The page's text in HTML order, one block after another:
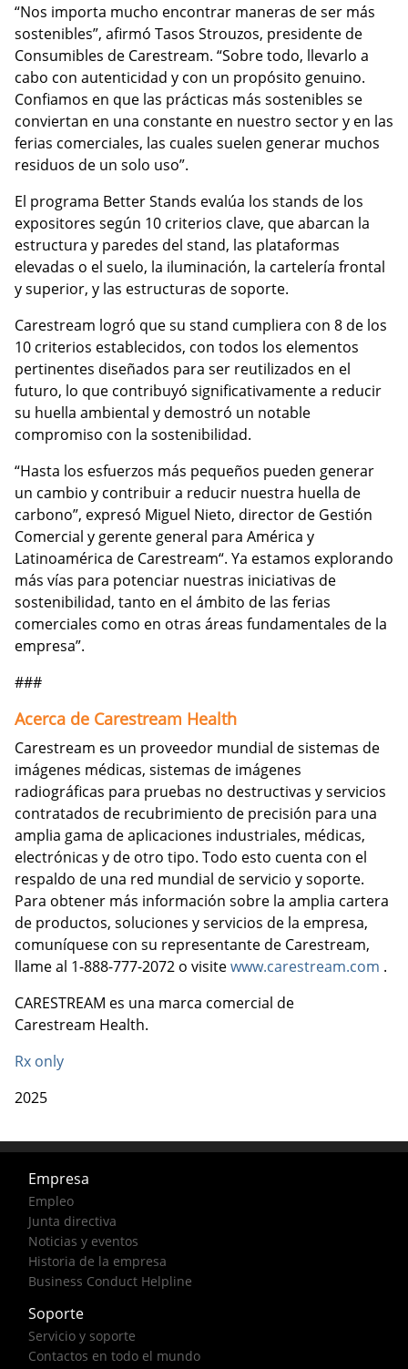
“Nos importa mucho encontrar maneras de ser más
sostenibles”, afirmó Tasos Strouzos, presidente de
Consumibles de Carestream. “Sobre todo, llevarlo a
cabo con autenticidad y con un propósito genuino.
Confiamos en que las prácticas más sostenibles se
conviertan en una constante en nuestro sector y en las
ferias comerciales, las cuales suelen generar muchos
residuos de un solo uso”.
El programa Better Stands evalúa los stands de los
expositores según 10 criterios clave, que abarcan la
estructura y paredes del stand, las plataformas
elevadas o el suelo, la iluminación, la cartelería frontal
y superior, y las estructuras de soporte.
Carestream logró que su stand cumpliera con 8 de los
10 criterios establecidos, con todos los elementos
pertinentes diseñados para ser reutilizados en el
futuro, lo que contribuyó significativamente a reducir
su huella ambiental y demostró un notable
compromiso con la sostenibilidad.
“Hasta los esfuerzos más pequeños pueden generar
un cambio y contribuir a reducir nuestra huella de
carbono”, expresó Miguel Nieto, director de Gestión
Comercial y gerente general para América y
Latinoamérica de Carestream“. Ya estamos explorando
más vías para potenciar nuestras iniciativas de
sostenibilidad, tanto en el ámbito de las ferias
comerciales como en otras áreas fundamentales de la
empresa”.
###
Acerca de Carestream Health
Carestream es un proveedor mundial de sistemas de
imágenes médicas, sistemas de imágenes
radiográficas para pruebas no destructivas y servicios
contratados de recubrimiento de precisión para una
amplia gama de aplicaciones industriales, médicas,
electrónicas y de otro tipo. Todo esto cuenta con el
respaldo de una red mundial de servicio y soporte.
Para obtener más información sobre la amplia cartera
de productos, soluciones y servicios de la empresa,
comuníquese con su representante de Carestream,
llame al 1-888-777-2072 o visitewww.carestream.com .
CARESTREAM es una marca comercial de
Carestream Health.
Rx only
2025
Empresa
Empleo
Junta directiva
Noticias y eventos
Historia de la empresa
Business Conduct Helpline
Soporte
Servicio y soporte
Contactos en todo el mundo